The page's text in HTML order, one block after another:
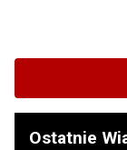
Ostatnie